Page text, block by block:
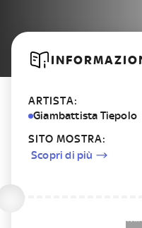
ARTISTA:
Giambattista Tiepolo
SITO MOSTRA:
Scopri di più